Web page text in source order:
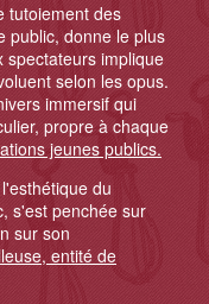
tutoiement des
public, donne le plus
spectateurs implique
selon les opus.
immersif qui
propre à chaque
jeunes publics.
du
s'est penchée sur
sur son
entité de